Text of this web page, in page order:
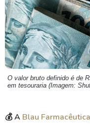
O valor bruto definido é de
em tesouraria (Imagem:
💰A Blau